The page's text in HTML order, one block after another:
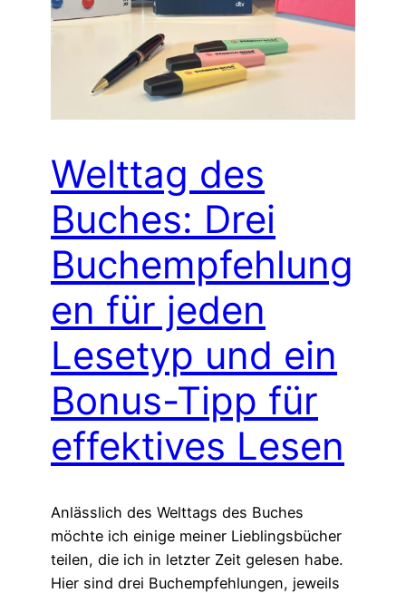
Welttag des
Buches: Drei
Buchempfehlung
en für jeden
Lesetyp und ein
Bonus-Tipp für
effektives Lesen
Anlässlich des Welttags des Buches
möchte ich einige meiner Lieblingsbücher
teilen, die ich in letzter Zeit gelesen habe.
Hier sind drei Buchempfehlungen, jeweils